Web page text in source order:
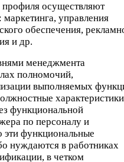
осуществляют
управления
обеспечения,
и др.
менеджмента
полномочий,
выполняемых
характеристики
функциональной
по персоналу и
функциональные
нуждаются в работниках
в четком